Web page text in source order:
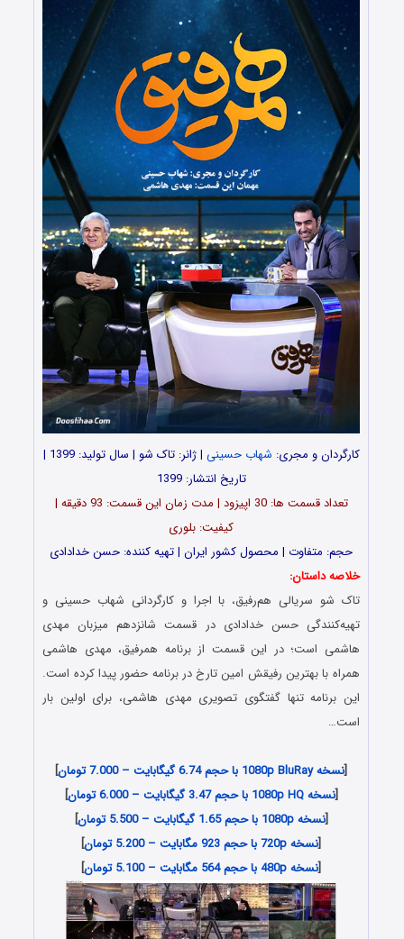
کارگردان و مجری: شهاب حسینی
| ژانر: تاک شو | سال تولید: 1399 |
تاریخ انتشار: 1399
تعداد قسمت ها: 30 اپیزود | مدت زمان این قسمت: 93 دقیقه |
کیفیت: بلوری
حجم: متفاوت | محصول کشور ایران | تهیه کننده: حسن خدادادی
خلاصه داستان:
تاک شو سریالی هم‌رفیق، با اجرا و کارگردانی شهاب حسینی و
تهیه‌کنندگی حسن خدادادی در قسمت شانزدهم میزبان مهدی
هاشمی است؛ در این قسمت از برنامه همرفیق، مهدی هاشمی
همراه با بهترین رفیقش امین تارخ در برنامه حضور پیدا کرده است.
این برنامه تنها گفتگوى تصویرى مهدى هاشمى، براى اولین بار
است…
[نسخه 1080p BluRay با حجم 6.74 گیگابایت – 7.000 تومان
]
[نسخه 1080p HQ با حجم 3.47 گیگابایت – 6.000 تومان
]
[نسخه 1080p با حجم 1.65 گیگابایت – 5.500 تومان
]
[نسخه 720p با حجم 923 مگابایت – 5.200 تومان
]
[نسخه 480p با حجم 564 مگابایت – 5.100 تومان ]